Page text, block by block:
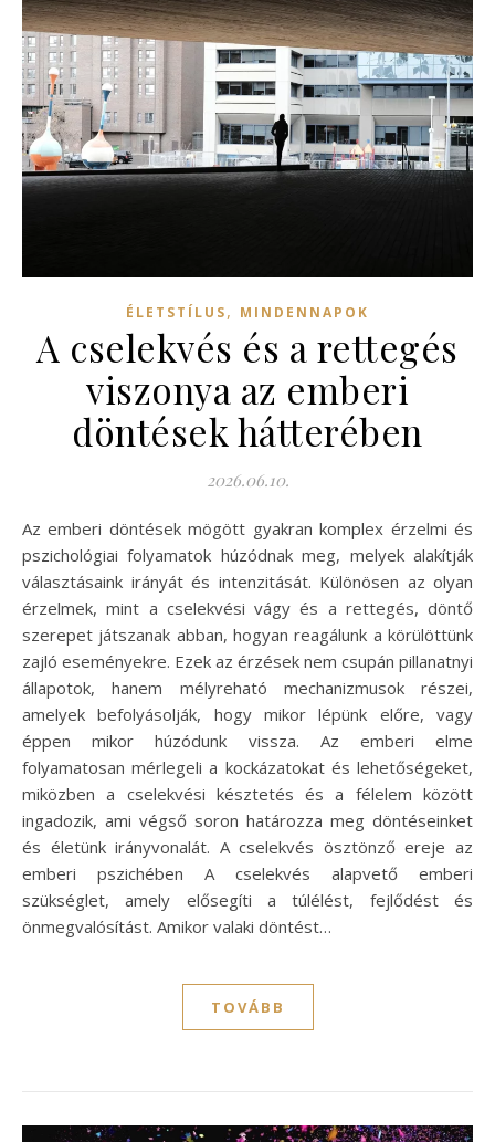
ÉLETSTÍLUS, MINDENNAPOK
A cselekvés és a rettegés
viszonya az emberi
döntések hátterében
2026.06.10.
Az emberi döntések mögött gyakran komplex érzelmi és
pszichológiai folyamatok húzódnak meg, melyek alakítják
választásaink irányát és intenzitását. Különösen az olyan
érzelmek, mint a cselekvési vágy és a rettegés, döntő
szerepet játszanak abban, hogyan reagálunk a körülöttünk
zajló eseményekre. Ezek az érzések nem csupán pillanatnyi
állapotok, hanem mélyreható mechanizmusok részei,
amelyek befolyásolják, hogy mikor lépünk előre, vagy
éppen mikor húzódunk vissza. Az emberi elme
folyamatosan mérlegeli a kockázatokat és lehetőségeket,
miközben a cselekvési késztetés és a félelem között
ingadozik, ami végső soron határozza meg döntéseinket
és életünk irányvonalát. A cselekvés ösztönző ereje az
emberi pszichében A cselekvés alapvető emberi
szükséglet, amely elősegíti a túlélést, fejlődést és
önmegvalósítást. Amikor valaki döntést…
TOVÁBB